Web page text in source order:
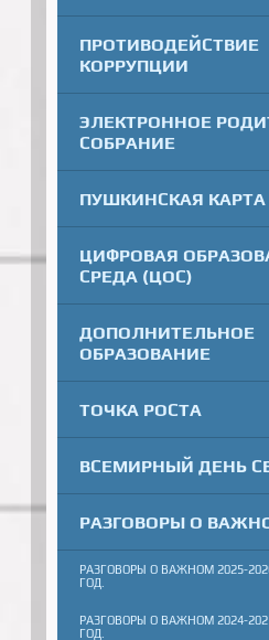
ПРОТИВОДЕЙСТВИЕ
КОРРУПЦИИ
ЭЛЕКТРОННОЕ
СОБРАНИЕ
ПУШКИНСКАЯ КАРТА
ЦИФРОВАЯ
СРЕДА (ЦОС)
ДОПОЛНИТЕЛЬНОЕ
ОБРАЗОВАНИЕ
ТОЧКА РОСТА
ВСЕМИРНЫЙ ДЕНЬ
РАЗГОВОРЫ О
РАЗГОВОРЫ О ВАЖНОМ 2025-
ГОД.
РАЗГОВОРЫ О ВАЖНОМ 2024-
ГОД.